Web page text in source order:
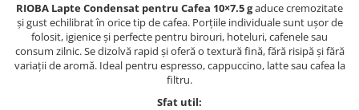
RIOBA Lapte Condensat pentru Cafea 10×7.5 gaduce cremozitate
și gust echilibrat în orice tip de cafea. Porțiile individuale sunt ușor de
folosit, igienice și perfecte pentru birouri, hoteluri, cafenele sau
consum zilnic. Se dizolvă rapid și oferă o textură fină, fără risipă și fără
variații de aromă. Ideal pentru espresso, cappuccino, latte sau cafea la
filtru.
Sfat util: